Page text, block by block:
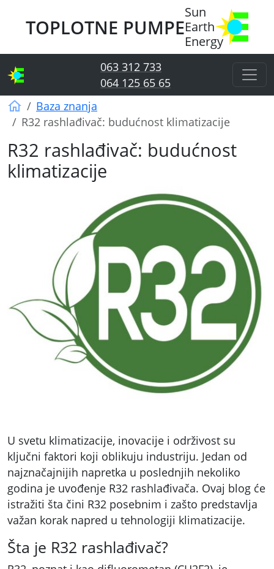
Sun
Earth
Energy
TOPLOTNE PUMPE
063 312 733
064 125 65 65
Sun Earth Energy
Baza znanja
R32 rashlađivač: budućnost klimatizacije
R32 rashlađivač: budućnost
klimatizacije
U svetu klimatizacije, inovacije i održivost su
ključni faktori koji oblikuju industriju. Jedan od
najznačajnijih napretka u poslednjih nekoliko
godina je uvođenje R32 rashlađivača. Ovaj blog će
istražiti šta čini R32 posebnim i zašto predstavlja
važan korak napred u tehnologiji klimatizacije.
Šta je R32 rashlađivač?